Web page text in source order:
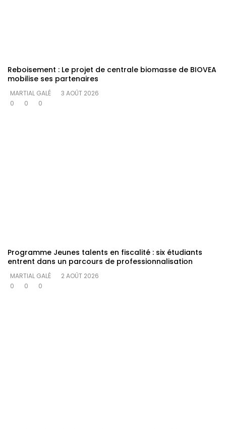
Reboisement : Le projet de centrale biomasse de BIOVEA
mobilise ses partenaires
MARTIAL GALÉ
3 AOÛT 2026
0
0 0
Programme Jeunes talents en fiscalité : six étudiants
entrent dans un parcours de professionnalisation
MARTIAL GALÉ
2 AOÛT 2026
0
0 0